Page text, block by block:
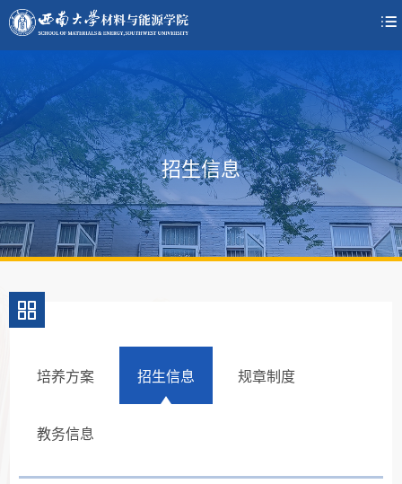

招生信息
培养方案 招生信息 规章制度
教务信息